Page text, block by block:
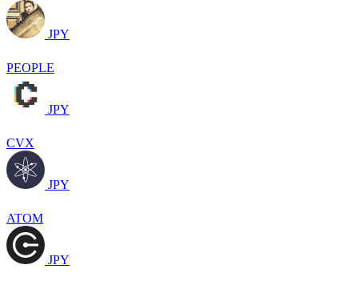
JPY
PEOPLE
JPY
CVX
JPY
ATOM
JPY